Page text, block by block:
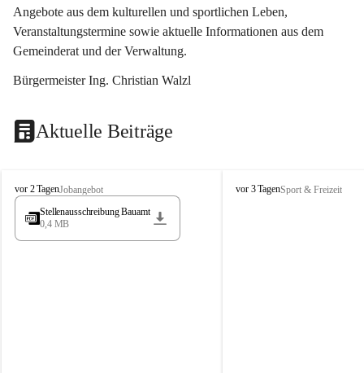
Angebote aus dem kulturellen und sportlichen Leben,
Veranstaltungstermine sowie aktuelle Informationen aus dem
Gemeinderat und der Verwaltung.
Bürgermeister Ing. Christian Walzl
Aktuelle Beiträge
S
t
s
vor 2 TagenJobangebot
Stellenausschreibung Bauamt
0,4 MB
S
vor 3 TagenSport & Freizeit